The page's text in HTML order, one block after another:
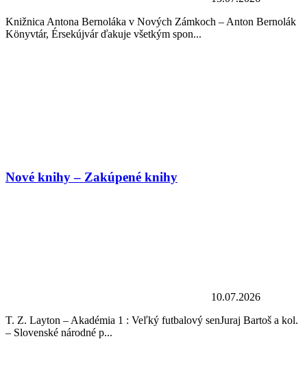
Knižnica Antona Bernoláka v Nových Zámkoch – Anton Bernolák
Könyvtár, Érsekújvár ďakuje všetkým spon...
Nové knihy – Zakúpené knihy
10.07.2026
T. Z. Layton – Akadémia 1 : Veľký futbalový senJuraj Bartoš a kol.
– Slovenské národné p...